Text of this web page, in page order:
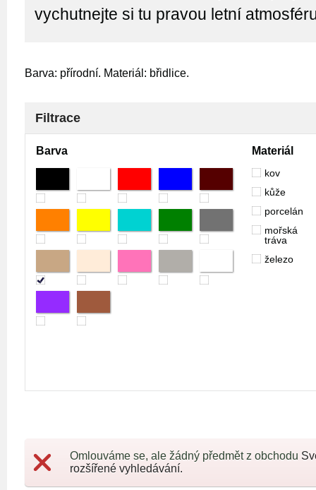
vychutnejte si tu pravou letní
Barva: přírodní. Materiál: břidlice.
Filtrace
Barva Materiál
kov
kůže
porcelán
mořská
tráva
železo
Omlouváme se, ale žádný předmět z obchodu
rozšířené vyhledávání.